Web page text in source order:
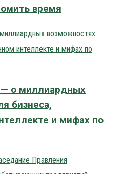
время
— о миллиардных
бизнеса,
и мифах по